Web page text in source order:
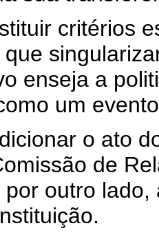
critérios
enseja a
um
o ato do
de
outro